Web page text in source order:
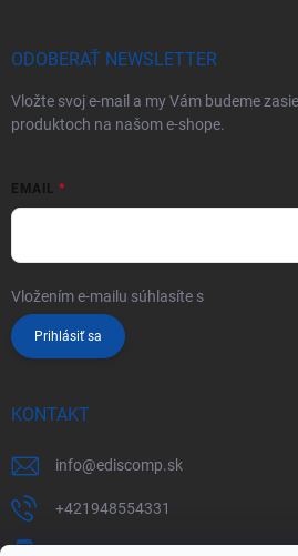
ODOBERAŤ NEWSLETTER
Vložte svoj e-mail a my Vám budeme
produktoch na našom e-shope.
EMAIL
Vložením e-mailu súhlasíte s
Prihlásiť sa
KONTAKT
info@ediscomp.sk
+421948554331